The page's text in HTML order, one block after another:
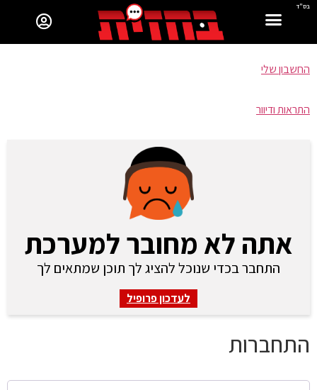
בס"ד
החשבון שלי
התראות ודיוור
אתה לא מחובר למערכת
התחבר בכדי שנוכל להציג לך תוכן שמתאים לך
לעדכון פרופיל
התחברות